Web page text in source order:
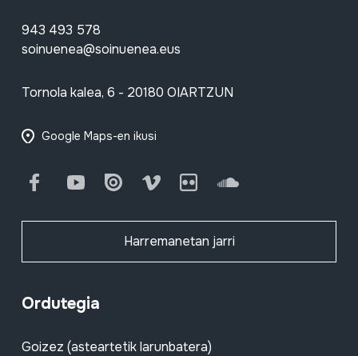
943 493 578
soinuenea@soinuenea.eus
Tornola kalea, 6 - 20180 OIARTZUN
Google Maps-en ikusi
FacebookYoutube Issuu Vimeo Flickr SoundCloud
Harremanetan jarri
Ordutegia
Goizez (asteartetik larunbatera)